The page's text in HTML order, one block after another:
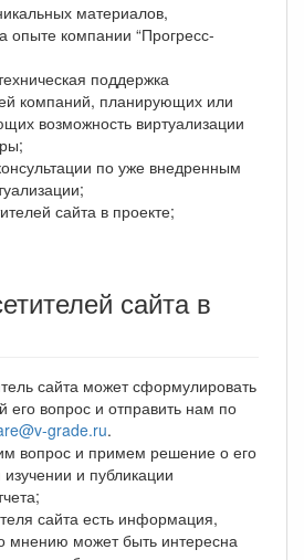
материалов,
опыте компании “Прогресс-
поддержка
компаний, планирующих или
возможность виртуализации
по уже внедренным
сайта в проекте;
сайта в
сайта может сформулировать
его вопрос и отправить нам по
grade.ru.
вопрос и примем решение о его
и публикации
сайта есть информация,
мнению может быть интересна